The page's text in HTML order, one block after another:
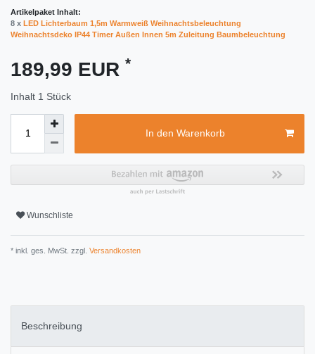
Artikelpaket Inhalt:
8 x LED Lichterbaum 1,5m Warmweiß Weihnachtsbeleuchtung
Weihnachtsdeko IP44 Timer Außen Innen 5m Zuleitung Baumbeleuchtung
189,99 EUR *
Inhalt 1 Stück
In den Warenkorb
Wunschliste
* inkl. ges. MwSt. zzgl. Versandkosten
Beschreibung